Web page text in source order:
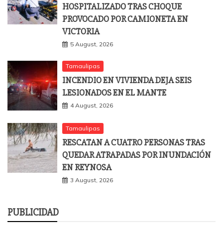
HOSPITALIZADO TRAS CHOQUE
PROVOCADO POR CAMIONETA EN
VICTORIA
5 August, 2026
Tamaulipas
INCENDIO EN VIVIENDA DEJA SEIS
LESIONADOS EN EL MANTE
4 August, 2026
Tamaulipas
RESCATAN A CUATRO PERSONAS TRAS
QUEDAR ATRAPADAS POR INUNDACIÓN
EN REYNOSA
3 August, 2026
PUBLICIDAD